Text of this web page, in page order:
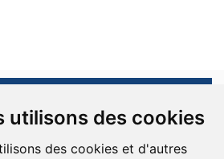
utilisons des cookies
des cookies et d'autres
Tous les droits sont réservés.